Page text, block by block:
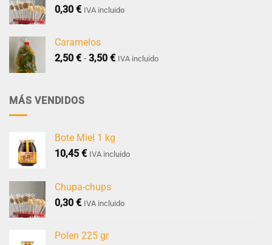
0,30 € IVA incluido
Caramelos
2,50 € - 3,50 €Rango
IVA incluido
MÁS VENDIDOS
Bote Miel 1 kg
10,45 € IVA incluido
Chupa-chups
0,30 € IVA incluido
Polen 225 gr